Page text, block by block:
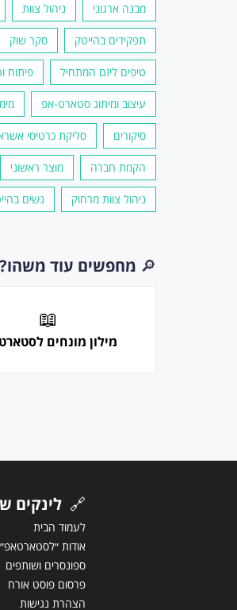
מבנה ארגוני ניהול צוות
תפקידים בהייטק סקר שוק
טיפים ליזם המתחיל פיתוח
עיצוב ומיתוג סטארט-אפ
סיקורים סליקת כרטיסי
הקמת חברה מוצר ראשוני
ניהול צוות מרחוק נשים
🔎 מחפשים עוד משהו?
📖
מילון מונחים
🔗 לינקים
לעמוד הבית
אודות ״לסטארטאפ״
ספונסרים ושותפים
פרסום פוסט אורח
הצהרת נגישות